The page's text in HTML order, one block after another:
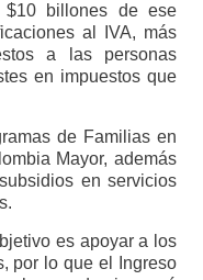
$10 billones de ese
al IVA, más
a las personas
en impuestos que
de Familias en
Mayor, además
en servicios
es apoyar a los
por lo que el Ingreso